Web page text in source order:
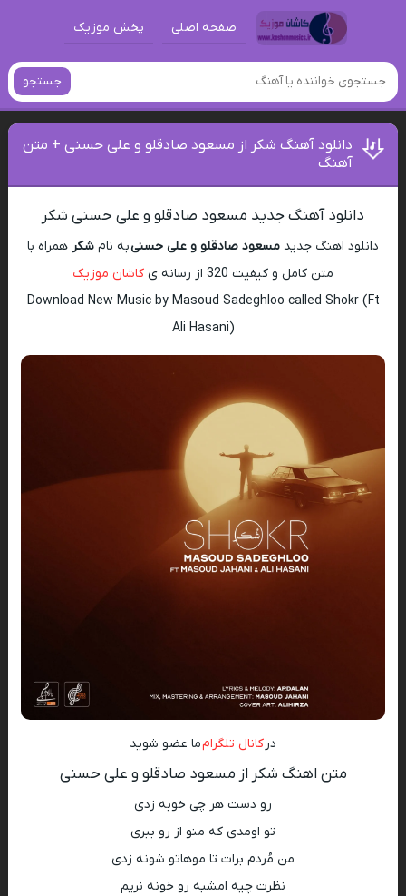
صفحه اصلی پخش موزیک
جستجو
دانلود آهنگ شکر از مسعود صادقلو و علی حسنی + متن
آهنگ
دانلود آهنگ جدید مسعود صادقلو و علی حسنی شکر
دانلود اهنگ جدید مسعود صادقلو و علی حسنیبه نام شکر همراه با
متن کامل و کیفیت 320 از رسانه ی
کاشان موزیک
Download New Music by Masoud Sadeghloo called Shokr (Ft
Ali Hasani)
در کانال تلگرامما عضو شوید
متن اهنگ شکر از مسعود صادقلو و علی حسنی
رو دست هر چی خوبه زدی
تو اومدی که منو از رو ببری
من مُردم برات تا موهاتو شونه زدی
نظرت چیه امشبه رو خونه نریم